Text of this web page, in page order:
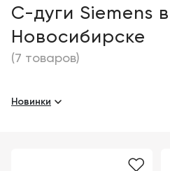
Клиника
под
ключ
кабинет
Подробнее
Лизинг
Льготное
кредитование
обслуживание
С-дуги Siemens в
Новосибирске
(7 товаров)
Новинки